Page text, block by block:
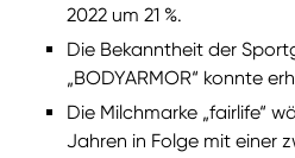
2022 um 21 %.
Die Bekanntheit der
„BODYARMOR“ konnte
Die Milchmarke „fairlife“
Jahren in Folge mit einer